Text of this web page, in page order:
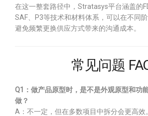
在这一整套路径中，Stratasys平台涵盖的
SAF、P3等技术和材料体系，可以在不同
避免频繁更换供应方式带来的沟通成本。
常见问题
Q1：做产品原型时，是不是外观原型和功
做？
A：不一定，但在多数项目中拆分会更高效